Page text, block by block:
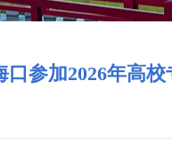
参加2026年高